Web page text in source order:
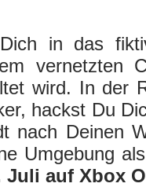
in das
vernetzten
wird. In der
hackst Du
nach Deinen
Umgebung
Juli auf Xbox